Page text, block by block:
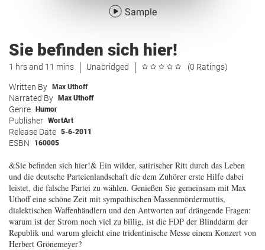
Sample
Sie befinden sich hier!
1 hrs and 11 mins Unabridged (0 Ratings)
Written By Max Uthoff
Narrated By Max Uthoff
Genre Humor
Publisher WortArt
Release Date 5-6-2011
ESBN 160005
&Sie befinden sich hier!& Ein wilder, satirischer Ritt durch das Leben
und die deutsche Parteienlandschaft die dem Zuhörer erste Hilfe dabei
leistet, die falsche Partei zu wählen. Genießen Sie gemeinsam mit Max
Uthoff eine schöne Zeit mit sympathischen Massenmördermuttis,
dialektischen Waffenhändlern und den Antworten auf drängende Fragen:
warum ist der Strom noch viel zu billig, ist die FDP der Blinddarm der
Republik und warum gleicht eine tridentinische Messe einem Konzert von
Herbert Grönemeyer?